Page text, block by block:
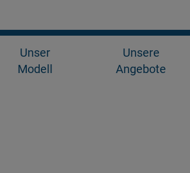
Unser
Modell
Unsere
Angebote